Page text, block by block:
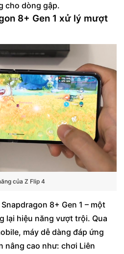
cho dòng gập.
8+ Gen 1 xử lý mượt
của Z Flip 4
8+ Gen 1 – một
lại hiệu năng vượt trội. Qua
máy dễ dàng đáp ứng
nâng cao như: chơi Liên